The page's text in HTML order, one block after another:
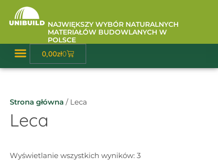
Przejdź
NAJWIĘKSZY WYBÓR NATURALNYCH
MATERIAŁÓW BUDOWLANYCH W
POLSCE
0,00zł0
Wózek
Strona główna / Leca
Leca
Wyświetlanie wszystkich wyników: 3